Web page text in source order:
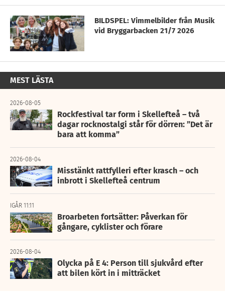
BILDSPEL: Vimmelbilder från Musik
vid Bryggarbacken 21/7 2026
MEST LÄSTA
2026-08-05
Rockfestival tar form i Skellefteå – två
dagar rocknostalgi står för dörren: ”Det är
bara att komma”
2026-08-04
Misstänkt rattfylleri efter krasch – och
inbrott i Skellefteå centrum
IGÅR 11:11
Broarbeten fortsätter: Påverkan för
gångare, cyklister och förare
2026-08-04
Olycka på E 4: Person till sjukvård efter
att bilen kört in i mitträcket